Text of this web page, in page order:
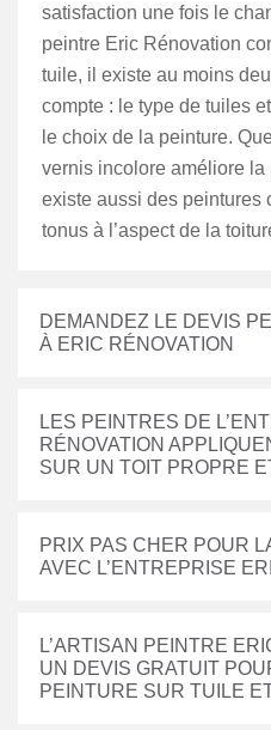
satisfaction une fois le
peintre Eric Rénovation
tuile, il existe au moins
compte : le type de tuiles
le choix de la peinture.
vernis incolore améliore la
existe aussi des peintures
tonus à l’aspect de la
DEMANDEZ LE DEVIS
À ERIC RÉNOVATION
LES PEINTRES DE
RÉNOVATION
SUR UN TOIT PROPRE
PRIX PAS CHER POUR
AVEC L’ENTREPRISE
L’ARTISAN PEINTRE
UN DEVIS GRATUIT
PEINTURE SUR TUILE